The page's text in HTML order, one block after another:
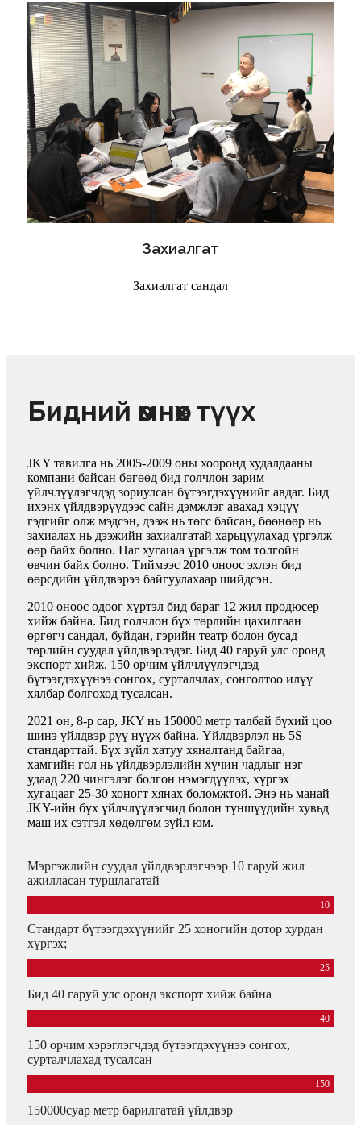
Захиалгат
Захиалгат сандал
Бидний өмнөх түүх
JKY тавилга нь 2005-2009 оны хооронд худалдааны
компани байсан бөгөөд бид голчлон зарим
үйлчлүүлэгчдэд зориулсан бүтээгдэхүүнийг авдаг. Бид
ихэнх үйлдвэрүүдээс сайн дэмжлэг авахад хэцүү
гэдгийг олж мэдсэн, дээж нь төгс байсан, бөөнөөр нь
захиалах нь дээжийн захиалгатай харьцуулахад үргэлж
өөр байх болно. Цаг хугацаа үргэлж том толгойн
өвчин байх болно. Тиймээс 2010 оноос эхлэн бид
өөрсдийн үйлдвэрээ байгуулахаар шийдсэн.
2010 оноос одоог хүртэл бид бараг 12 жил продюсер
хийж байна. Бид голчлон бүх төрлийн цахилгаан
өргөгч сандал, буйдан, гэрийн театр болон бусад
төрлийн суудал үйлдвэрлэдэг. Бид 40 гаруй улс оронд
экспорт хийж, 150 орчим үйлчлүүлэгчдэд
бүтээгдэхүүнээ сонгох, сурталчлах, сонголтоо илүү
хялбар болгоход тусалсан.
2021 он, 8-р сар, JKY нь 150000 метр талбай бүхий цоо
шинэ үйлдвэр рүү нүүж байна. Үйлдвэрлэл нь 5S
стандарттай. Бүх зүйл хатуу хяналтанд байгаа,
хамгийн гол нь үйлдвэрлэлийн хүчин чадлыг нэг
удаад 220 чингэлэг болгон нэмэгдүүлэх, хүргэх
хугацааг 25-30 хоногт хянах боломжтой. Энэ нь манай
JKY-ийн бүх үйлчлүүлэгчид болон түншүүдийн хувьд
маш их сэтгэл хөдөлгөм зүйл юм.
Мэргэжлийн суудал үйлдвэрлэгчээр 10 гаруй жил
ажилласан туршлагатай
10
Стандарт бүтээгдэхүүнийг 25 хоногийн дотор хурдан
хүргэх;
25
Бид 40 гаруй улс оронд экспорт хийж байна
40
150 орчим хэрэглэгчдэд бүтээгдэхүүнээ сонгох,
сурталчлахад тусалсан
150
150000суар метр барилгатай үйлдвэр